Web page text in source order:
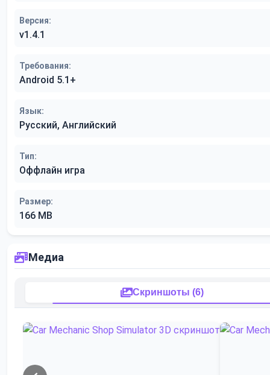
Версия:
v1.4.1
Требования:
Android 5.1+
Язык:
Русский, Английский
Тип:
Оффлайн игра
Размер:
166 MB
Медиа
Скриншоты (6)